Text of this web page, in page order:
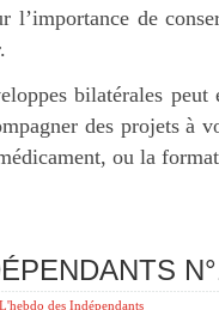
l’importance de
bilatérales
des projets à
ou la
L'hebdo des Indépendants